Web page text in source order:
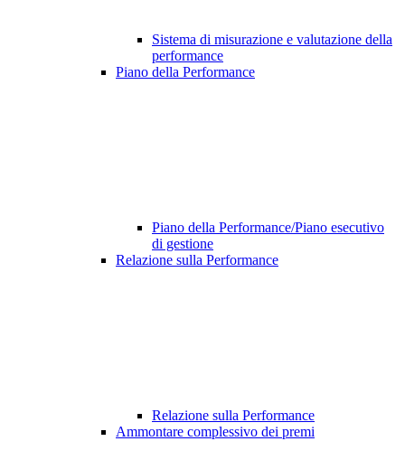
Sistema di misurazione e valutazione della
performance
Piano della Performance
Piano della Performance/Piano esecutivo
di gestione
Relazione sulla Performance
Relazione sulla Performance
Ammontare complessivo dei premi